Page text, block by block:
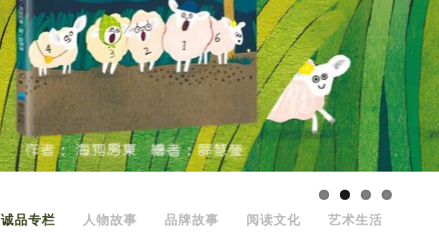
诚品专栏 人物故事 品牌故事 阅读文化 艺术生活